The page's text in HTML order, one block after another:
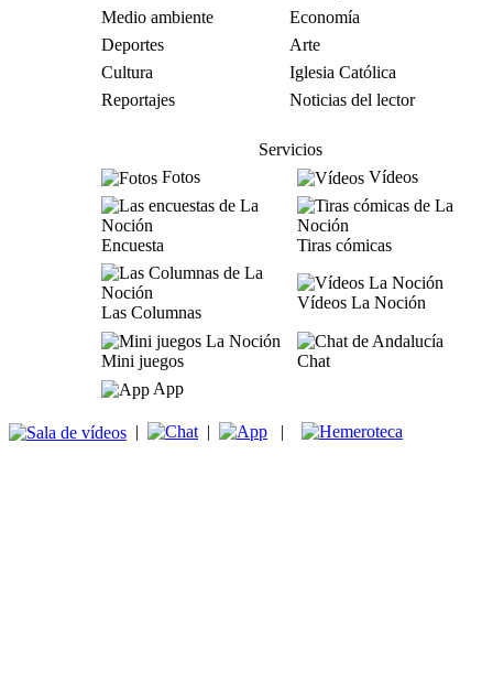
Medio ambiente
Economía
Deportes
Arte
Cultura
Iglesia Católica
Reportajes
Noticias del lector
Servicios
Fotos
Vídeos
Encuesta Tiras cómicas
Las Columnas
Vídeos La Noción
Mini juegos
Chat
App
| | |